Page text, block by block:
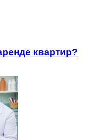
квартир?